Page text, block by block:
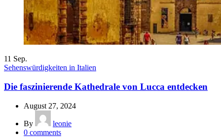
11 Sep.
Sehenswürdigkeiten in Italien
Die faszinierende Kathedrale von Lucca entdecken
August 27, 2024
By
leonie
0 comments